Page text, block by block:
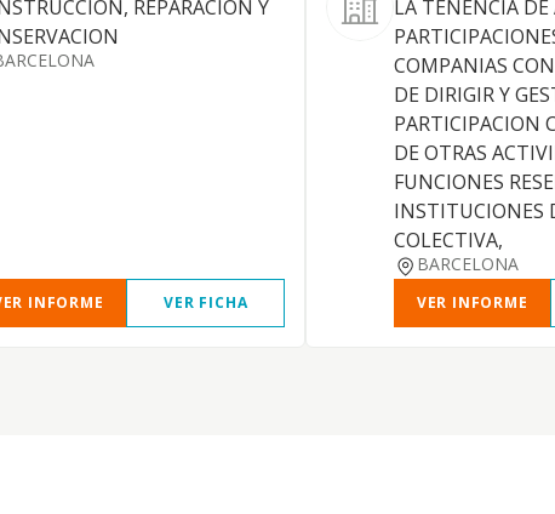
REPARACION Y
INFORME VER FICHA
LA TENENCIA DE
COMPANIAS
DE DIRIGIR Y
PARTICIPACION
DE OTRAS
FUNCIONES
INSTITUCIONES
COLECTIVA,
BARCELONA
VER INFORME